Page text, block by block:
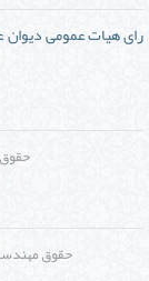
رای هیات عمومی
حقوق